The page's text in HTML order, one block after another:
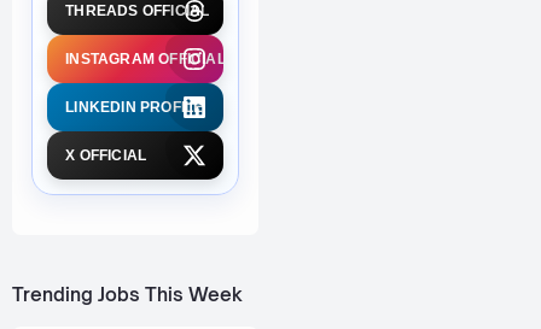
THREADS OFFICIAL
INSTAGRAM OFFICIAL
LINKEDIN PROFILE
X OFFICIAL
Trending Jobs This Week